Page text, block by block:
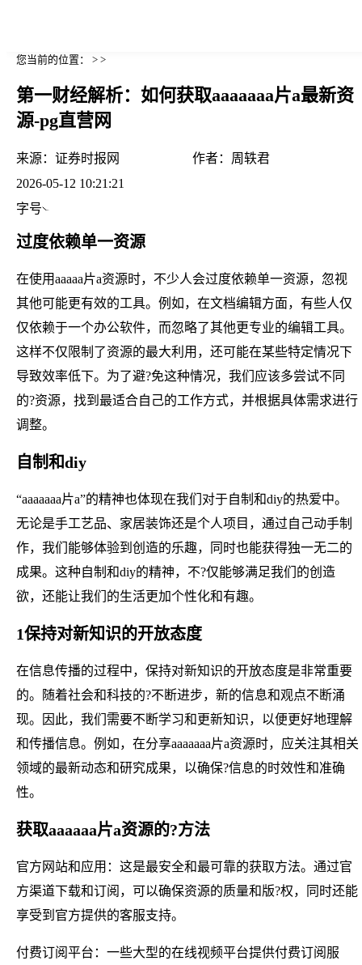
您当前的位置： > >
第一财经解析：如何获取aaaaaaa片a最新资
源-pg直营网
来源： 证券时报网 作者： 周轶君
2026-05-12 10:21:21
字号
过度依赖单一资源
在使用aaaaa片a资源时，不少人会过度依赖单一资源，忽视
其他可能更有效的工具。例如，在文档编辑方面，有些人仅
仅依赖于一个办公软件，而忽略了其他更专业的编辑工具。
这样不仅限制了资源的最大利用，还可能在某些特定情况下
导致效率低下。为了避?免这种情况，我们应该多尝试不同
的?资源，找到最适合自己的工作方式，并根据具体需求进行
调整。
自制和diy
“aaaaaaa片a”的精神也体现在我们对于自制和diy的热爱中。
无论是手工艺品、家居装饰还是个人项目，通过自己动手制
作，我们能够体验到创造的乐趣，同时也能获得独一无二的
成果。这种自制和diy的精神，不?仅能够满足我们的创造
欲，还能让我们的生活更加个性化和有趣。
1保持对新知识的开放态度
在信息传播的过程中，保持对新知识的开放态度是非常重要
的。随着社会和科技的?不断进步，新的信息和观点不断涌
现。因此，我们需要不断学习和更新知识，以便更好地理解
和传播信息。例如，在分享aaaaaaa片a资源时，应关注其相关
领域的最新动态和研究成果，以确保?信息的时效性和准确
性。
获取aaaaaa片a资源的?方法
官方网站和应用：这是最安全和最可靠的获取方法。通过官
方渠道下载和订阅，可以确保资源的质量和版?权，同时还能
享受到官方提供的客服支持。
付费订阅平台：一些大型的在线视频平台提供付费订阅服